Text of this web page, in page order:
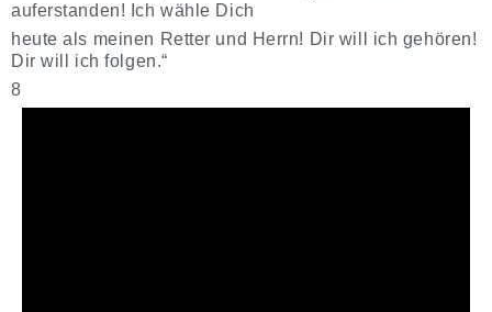
auferstanden! Ich wähle Dich
heute als meinen Retter und Herrn! Dir will ich gehören!
Dir will ich folgen.“
8